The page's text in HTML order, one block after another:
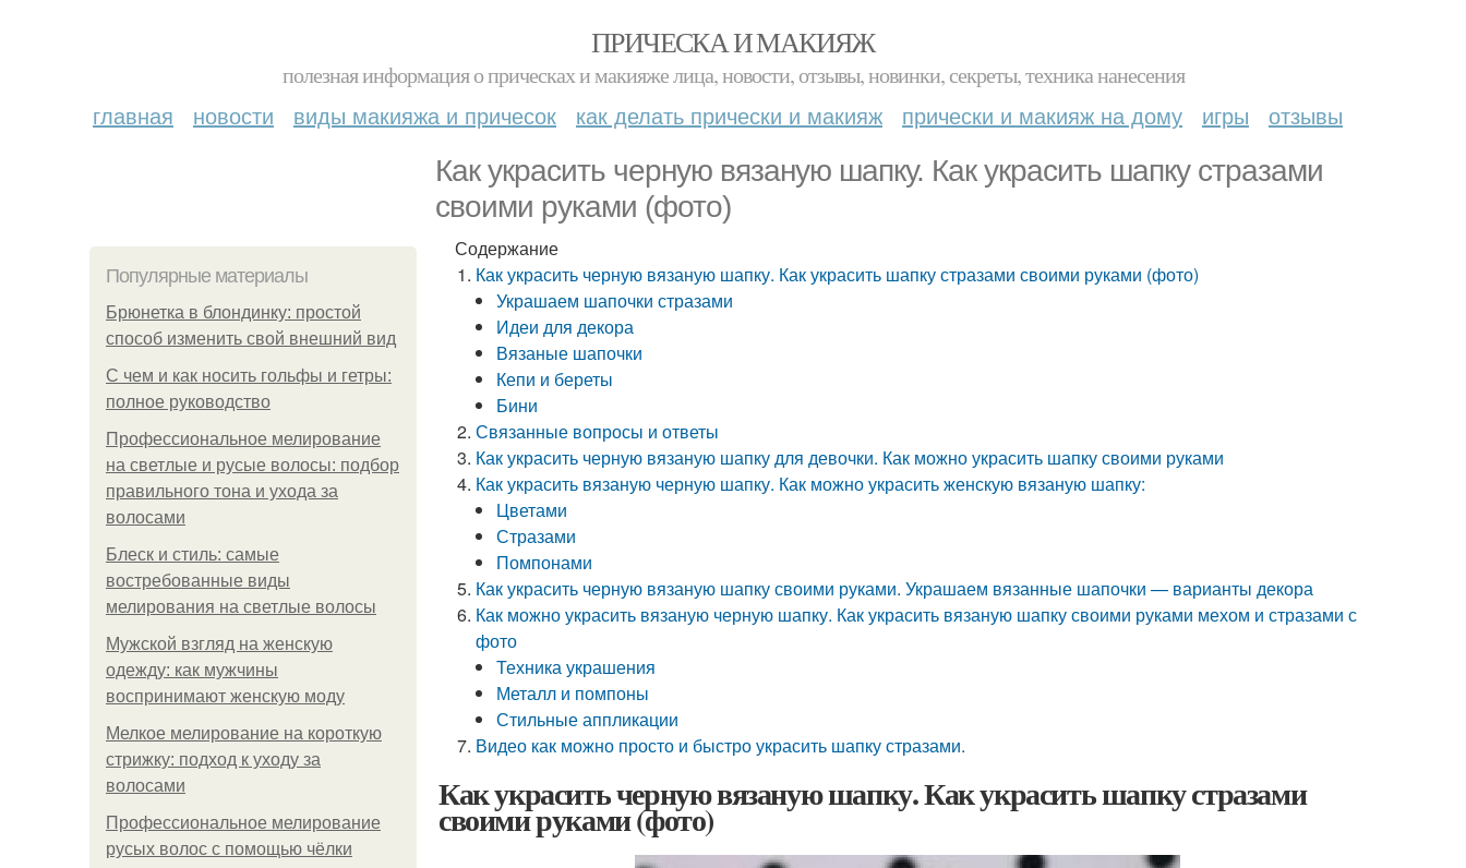
ПРИЧЕСКА И МАКИЯЖ
полезная информация о прическах и макияже лица, новости, отзывы, новинки, секреты, техника нанесения
главная новости виды макияжа и причесок как делать прически и макияж прически и макияж на дому игры отзывы
Как украсить черную вязаную шапку. Как украсить шапку стразами
своими руками (фото)
Популярные материалы
Брюнетка в блондинку: простой
способ изменить свой внешний вид
С чем и как носить гольфы и гетры:
полное руководство
Профессиональное мелирование
на светлые и русые волосы: подбор
правильного тона и ухода за
волосами
Блеск и стиль: самые
востребованные виды
мелирования на светлые волосы
Мужской взгляд на женскую
одежду: как мужчины
воспринимают женскую моду
Мелкое мелирование на короткую
стрижку: подход к уходу за
волосами
Профессиональное мелирование
русых волос с помощью чёлки
Содержание
Как украсить черную вязаную шапку. Как украсить шапку стразами своими руками (фото)
Украшаем шапочки стразами
Идеи для декора
Вязаные шапочки
Кепи и береты
Бини
Связанные вопросы и ответы
Как украсить черную вязаную шапку для девочки. Как можно украсить шапку своими руками
Как украсить вязаную черную шапку. Как можно украсить женскую вязаную шапку:
Цветами
Стразами
Помпонами
Как украсить черную вязаную шапку своими руками. Украшаем вязанные шапочки — варианты декора
Как можно украсить вязаную черную шапку. Как украсить вязаную шапку своими руками мехом и стразами с
фото
Техника украшения
Металл и помпоны
Стильные аппликации
Видео как можно просто и быстро украсить шапку стразами.
Как украсить черную вязаную шапку. Как украсить шапку стразами
своими руками (фото)